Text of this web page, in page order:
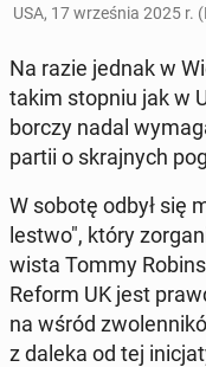
USA, 17 wrze­śnia 2025 r.
Na razie jednak w
takim stopniu jak w
bor­czy nadal
partii o skraj­nych
W sobotę odbył się
le­stwo", który
wi­sta Tommy
Reform UK jest
na wśród
z daleka od tej